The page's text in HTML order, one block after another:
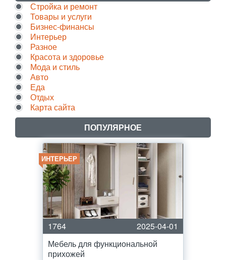
Стройка и ремонт
Товары и услуги
Бизнес-финансы
Интерьер
Разное
Красота и здоровье
Мода и стиль
Авто
Еда
Отдых
Карта сайта
ПОПУЛЯРНОЕ
ИНТЕРЬЕР
1764
2025-04-01
Мебель для функциональной
прихожей